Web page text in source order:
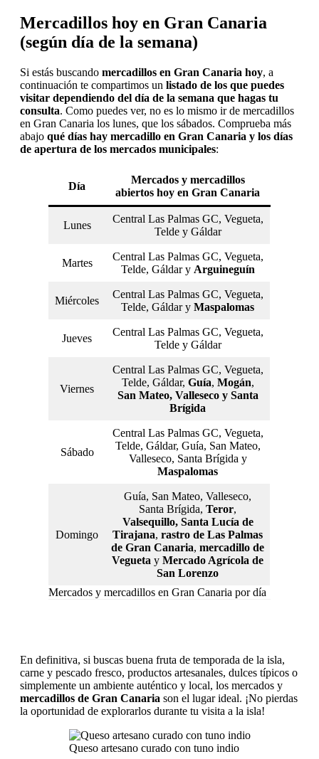
Mercadillos hoy en Gran Canaria
(según día de la semana)
Si estás buscando mercadillos en Gran Canaria hoy, a
continuación te compartimos un listado de los que puedes
visitar dependiendo del día de la semana que hagas tu
consulta. Como puedes ver, no es lo mismo ir de mercadillos
en Gran Canaria los lunes, que los sábados. Comprueba más
abajo qué días hay mercadillo en Gran Canaria y los días
de apertura de los mercados municipales:
Día
Mercados y mercadillos
abiertos hoy en Gran Canaria
Lunes
Central Las Palmas GC, Vegueta,
Telde y Gáldar
Martes
Central Las Palmas GC, Vegueta,
Telde, Gáldar y Arguineguín
Miércoles
Central Las Palmas GC, Vegueta,
Telde, Gáldar y Maspalomas
Jueves
Central Las Palmas GC, Vegueta,
Telde y Gáldar
Viernes
Central Las Palmas GC, Vegueta,
Telde, Gáldar, Guía, Mogán,
San Mateo, Valleseco y Santa
Brígida
Sábado
Central Las Palmas GC, Vegueta,
Telde, Gáldar, Guía, San Mateo,
Valleseco, Santa Brígida y
Maspalomas
Domingo
Guía, San Mateo, Valleseco,
Santa Brígida, Teror,
Valsequillo, Santa Lucía de
Tirajana, rastro de Las Palmas
de Gran Canaria, mercadillo de
Vegueta y Mercado Agrícola de
San Lorenzo
Mercados y mercadillos en Gran Canaria por día
En definitiva, si buscas buena fruta de temporada de la isla,
carne y pescado fresco, productos artesanales, dulces típicos o
simplemente un ambiente auténtico y local, los mercados y
mercadillos de Gran Canaria son el lugar ideal. ¡No pierdas
la oportunidad de explorarlos durante tu visita a la isla!
Queso artesano curado con tuno indio